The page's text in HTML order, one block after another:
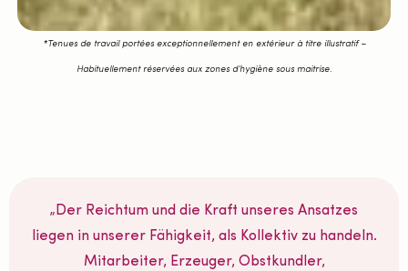
*Tenues de travail portées exceptionnellement en extérieur à titre illustratif –
Habituellement réservées aux zones d’hygiène sous maitrise.
„Der Reichtum und die Kraft unseres Ansatzes
liegen in unserer Fähigkeit, als Kollektiv zu handeln.
Mitarbeiter, Erzeuger, Obstkundler,